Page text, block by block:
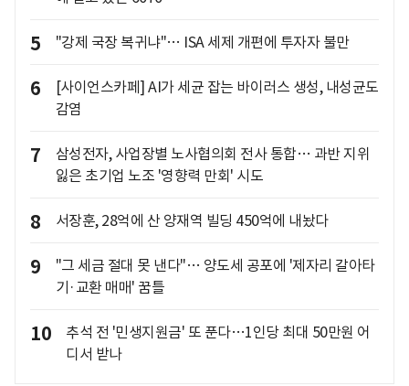
5 "강제 국장 복귀냐"… ISA 세제 개편에 투자자 불만
6
[사이언스카페] AI가 세균 잡는 바이러스 생성, 내성균도
감염
7
삼성전자, 사업장별 노사협의회 전사 통합… 과반 지위
잃은 초기업 노조 '영향력 만회' 시도
8 서장훈, 28억에 산 양재역 빌딩 450억에 내놨다
9
"그 세금 절대 못 낸다"… 양도세 공포에 '제자리 갈아타
기·교환 매매' 꿈틀
10
추석 전 '민생지원금' 또 푼다…1인당 최대 50만원 어
디서 받나